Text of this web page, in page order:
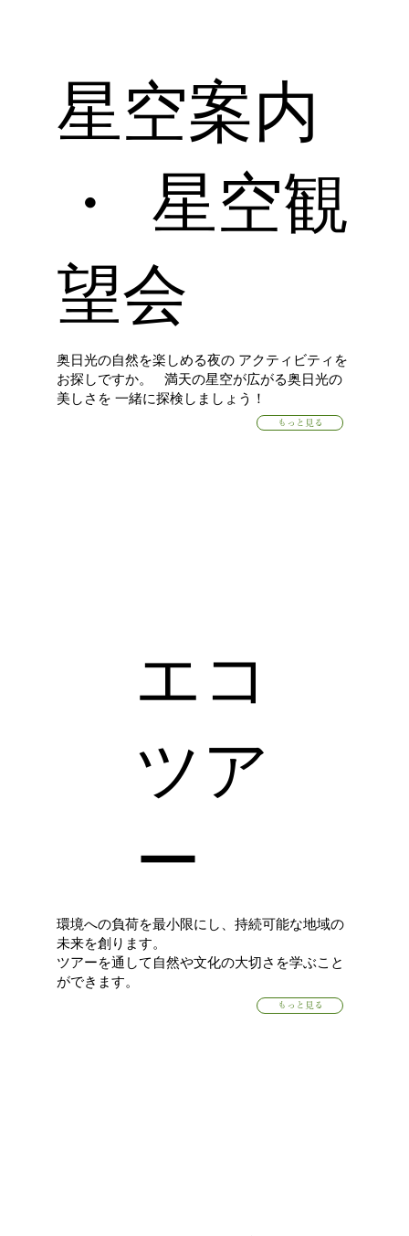
星空案内
・ 星空観
望会
奥日光の自然を楽しめる夜の アクティビティを
お探しですか。 満天の星空が広がる奥日光の
美しさを 一緒に探検しましょう！
もっと見る
エコ
ツア
ー
環境への負荷を最小限にし、持続可能な地域の
未来を創ります。
ツアーを通して自然や文化の大切さを学ぶこと
ができます。
もっと見る